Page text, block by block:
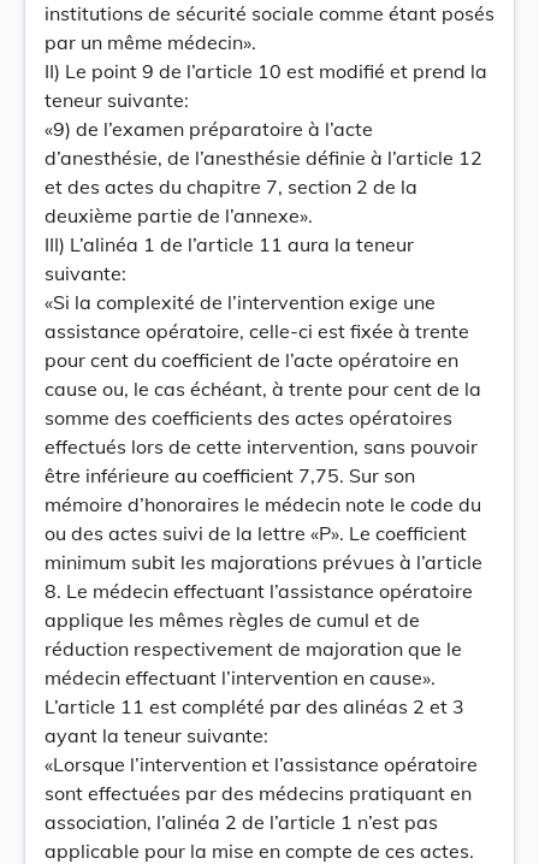
institutions de sécurité sociale comme étant posés
par un même médecin».
II) Le point 9 de l’article 10 est modifié et prend la
teneur suivante:
«9) de l’examen préparatoire à l’acte
d’anesthésie, de l’anesthésie définie à l’article 12
et des actes du chapitre 7, section 2 de la
deuxième partie de l’annexe».
III) L’alinéa 1 de l’article 11 aura la teneur
suivante:
«Si la complexité de l’intervention exige une
assistance opératoire, celle-ci est fixée à trente
pour cent du coefficient de l’acte opératoire en
cause ou, le cas échéant, à trente pour cent de la
somme des coefficients des actes opératoires
effectués lors de cette intervention, sans pouvoir
être inférieure au coefficient 7,75. Sur son
mémoire d’honoraires le médecin note le code du
ou des actes suivi de la lettre «P». Le coefficient
minimum subit les majorations prévues à l’article
8. Le médecin effectuant l’assistance opératoire
applique les mêmes règles de cumul et de
réduction respectivement de majoration que le
médecin effectuant l’intervention en cause».
L’article 11 est complété par des alinéas 2 et 3
ayant la teneur suivante:
«Lorsque l’intervention et l’assistance opératoire
sont effectuées par des médecins pratiquant en
association, l’alinéa 2 de l’article 1 n’est pas
applicable pour la mise en compte de ces actes.